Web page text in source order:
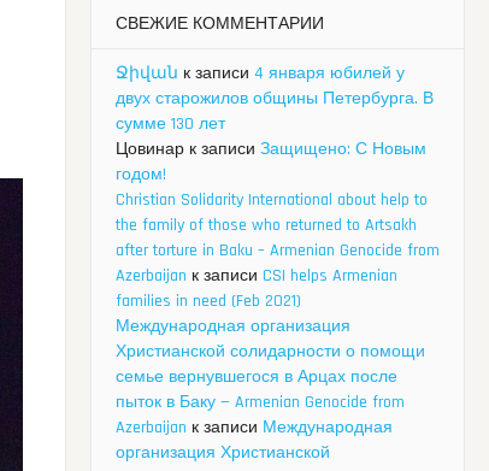
СВЕЖИЕ КОММЕНТАРИИ
Ջիվան к записи 4 января юбилей у
двух старожилов общины Петербурга. В
сумме 130 лет
Цовинар к записи Защищено: С Новым
годом!
Christian Solidarity International about help to
the family of those who returned to Artsakh
after torture in Baku – Armenian Genocide from
Azerbaijan к записи CSI helps Armenian
families in need (Feb 2021)
Международная организация
Христианской солидарности о помощи
семье вернувшегося в Арцах после
пыток в Баку — Armenian Genocide from
Azerbaijan к записи Международная
организация Христианской